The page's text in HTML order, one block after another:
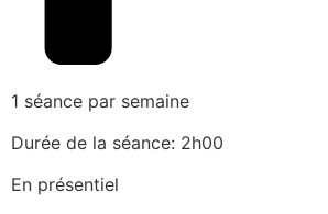
1 séance par semaine
Durée de la séance: 2h00
En présentiel